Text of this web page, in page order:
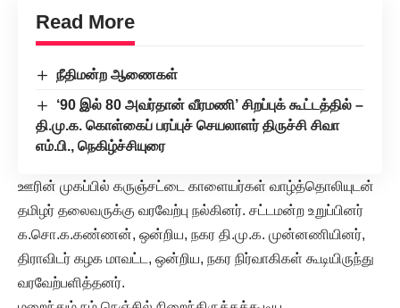
Read More
நீதிமன்ற ஆணைகள்
‘90 இல் 80 அவர்தான் வீரமணி’ சிறப்புக் கூட்டத்தில் –
தி.மு.க. கொள்கைப் பரப்புச் செயலாளர் திருச்சி சிவா
எம்.பி., நெகிழ்ச்சியுரை
ஊரின் முகப்பில் கருஞ்சட்டை காளையர்கள் வாழ்த்தொலியுடன்
தமிழர் தலைவருக்கு வரவேற்பு நல்கினர். சட்டமன்ற உறுப்பினர்
க.சொ.க.கண்ணன், ஒன்றிய, நகர தி.மு.க. முன்னணியினர்,
திராவிடர் கழக மாவட்ட, ஒன்றிய, நகர நிர்வாகிகள் கூடியிருந்து
வரவேற்பளித்தனர்.